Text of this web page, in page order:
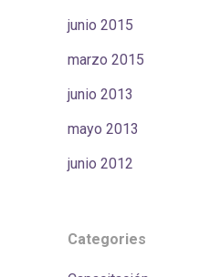
junio 2015
marzo 2015
junio 2013
mayo 2013
junio 2012
Categories